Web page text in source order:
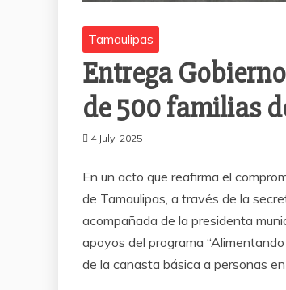
Tamaulipas
Entrega
de 500 familias
4 July, 2025
En un acto que reafirma el
de Tamaulipas, a través de la
acompañada de la presidenta
apoyos del programa
de la canasta básica a personas